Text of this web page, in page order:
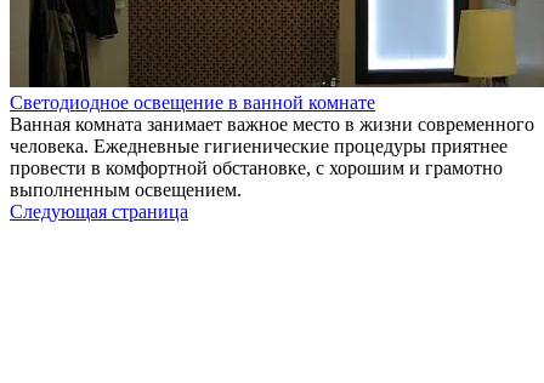
Светодиодное освещение в ванной комнате
Ванная комната занимает важное место в жизни современного
человека. Ежедневные гигиенические процедуры приятнее
провести в комфортной обстановке, с хорошим и грамотно
выполненным освещением.
Следующая страница